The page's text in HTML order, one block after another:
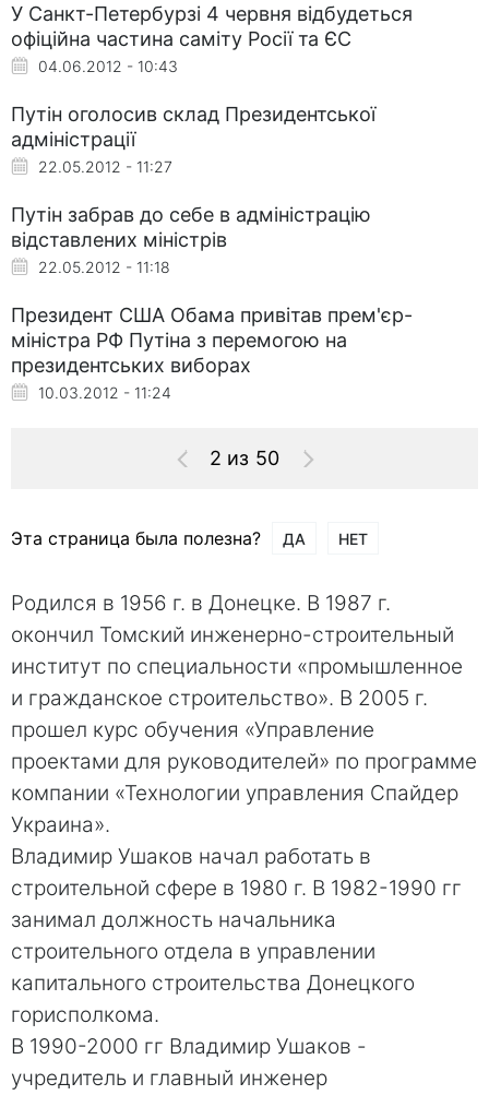
У Санкт-Петербурзі 4 червня відбудеться
офіційна частина саміту Росії та ЄС
04.06.2012 - 10:43
Путін оголосив склад Президентської
адміністрації
22.05.2012 - 11:27
Путін забрав до себе в адміністрацію
відставлених міністрів
22.05.2012 - 11:18
Президент США Обама привітав прем'єр-
міністра РФ Путіна з перемогою на
президентських виборах
10.03.2012 - 11:24
2 из 50
Эта страница была полезна? ДА НЕТ
Родился в 1956 г. в Донецке. В 1987 г.
окончил Томский инженерно-строительный
институт по специальности «промышленное
и гражданское строительство». В 2005 г.
прошел курс обучения «Управление
проектами для руководителей» по программе
компании «Технологии управления Спайдер
Украина».
Владимир Ушаков начал работать в
строительной сфере в 1980 г. В 1982-1990 гг
занимал должность начальника
строительного отдела в управлении
капитального строительства Донецкого
горисполкома.
В 1990-2000 гг Владимир Ушаков -
учредитель и главный инженер